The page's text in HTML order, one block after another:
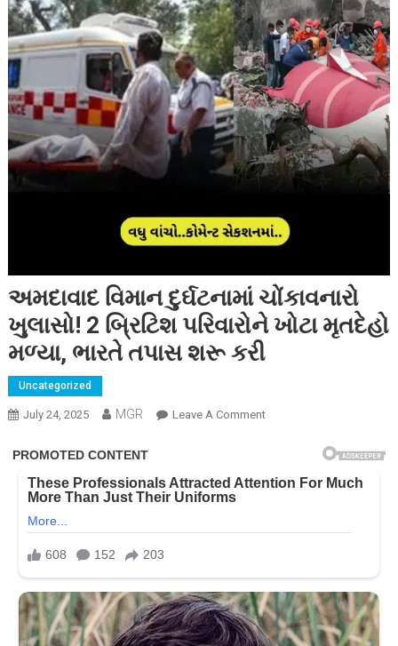
અમદાવાદ વિમાન દુર્ઘટનામાં ચોંકાવનારો
ખુલાસો! 2 બ્રિટિશ પરિવારોને ખોટા મૃતદેહો
મળ્યા, ભારતે તપાસ શરૂ કરી
Uncategorized
July 24, 2025 MGR Leave A CommentOn
દુર્ઘટનામાં
2
પરિવારોને
ખોટા
મૃતદેહો
મળ્યા,